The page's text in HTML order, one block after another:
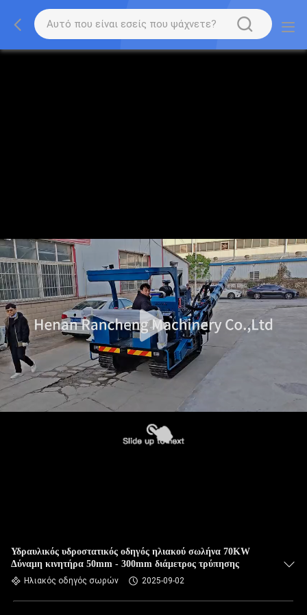
Υδραυλικός υδροστατικός οδηγός ηλιακού σωλήνα 70KW
Δύναμη κινητήρα 50mm - 300mm διάμετρος τρύπησης
Ηλιακός οδηγός σωρών 2025-09-02